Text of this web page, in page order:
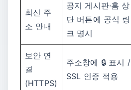
최신 주
소 안내
공지 게시판·홈 상
단 버튼에 공식 링
크 명시
보안 연
결
(HTTPS)
주소창에 🔒 표시 /
SSL 인증 적용